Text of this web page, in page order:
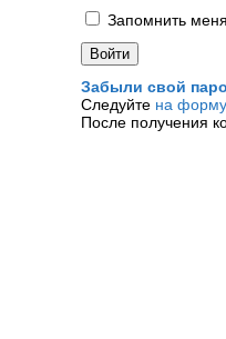
Запомнить меня
Забыли свой
Следуйте на форму
После получения